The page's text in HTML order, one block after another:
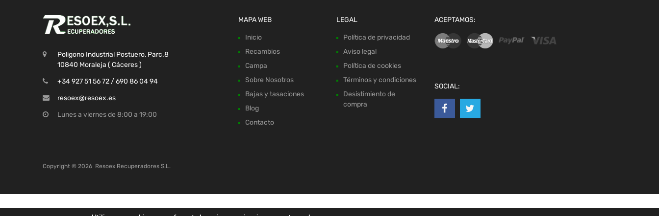
Poligono Industrial Postuero, Parc.8
10840 Moraleja ( Cáceres )
+34 927 51 56 72 / 690 86 04 94
resoex@resoex.es
Lunes a viernes de 8:00 a 19:00
MAPA WEB
Inicio
Recambios
Campa
Sobre Nosotros
Bajas y tasaciones
Blog
Contacto
LEGAL
Política de privacidad
Aviso legal
Política de cookies
Términos y condiciones
Desistimiento de
compra
ACEPTAMOS:
SOCIAL:
Copyright © 2026 Resoex Recuperadores S.L.